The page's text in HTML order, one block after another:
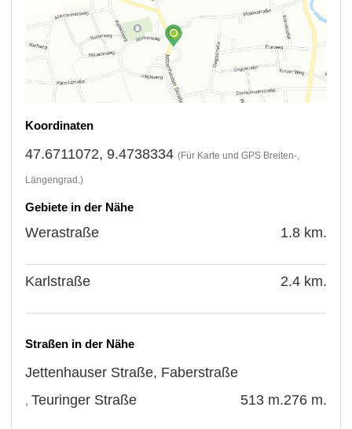
Koordinaten
47.6711072, 9.4738334 (Für Karte und GPS Breiten-,
Längengrad.)
Gebiete in der Nähe
Werastraße 1.8 km.
Karlstraße 2.4 km.
Straßen in der Nähe
Jettenhauser Straße, Faberstraße
276 m.
,Teuringer Straße 513 m.